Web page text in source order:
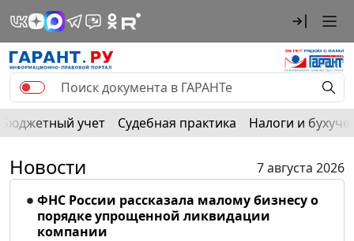
Бюджетный учет Судебная практика Налоги и
Новости
7 августа 2026
ФНС России рассказала малому бизнесу о
порядке упрощенной ликвидации
компании